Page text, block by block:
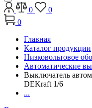
0
0
0
Главная
Каталог продукции
Низковольтовое
Автоматические
Выключатель
DEKraft 1/6
...